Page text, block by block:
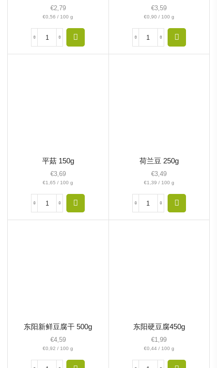
€2,79
€0,56 / 100 g
€3,59
€0,90 / 100 g
平菇 150g
€3,69
€1,65 / 100 g
荷兰豆 250g
€3,49
€1,39 / 100 g
东阳新鲜豆腐干 500g
€4,59
€0,92 / 100 g
东阳硬豆腐450g
€1,99
€0,44 / 100 g